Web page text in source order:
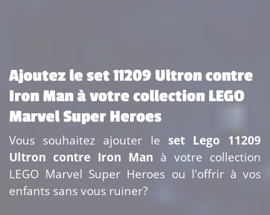
Ajoutez le set 11209 Ultron contre
Iron Man à votre collection LEGO
Marvel Super Heroes
Vous souhaitez ajouter le set Lego 11209
Ultron contre Iron Man à votre collection
LEGO Marvel Super Heroes ou l'offrir à vos
enfants sans vous ruiner?